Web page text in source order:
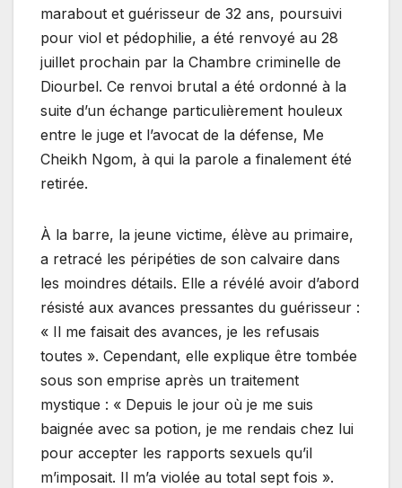
marabout et guérisseur de 32 ans, poursuivi
pour viol et pédophilie, a été renvoyé au 28
juillet prochain par la Chambre criminelle de
Diourbel. Ce renvoi brutal a été ordonné à la
suite d’un échange particulièrement houleux
entre le juge et l’avocat de la défense, Me
Cheikh Ngom, à qui la parole a finalement été
retirée.
À la barre, la jeune victime, élève au primaire,
a retracé les péripéties de son calvaire dans
les moindres détails. Elle a révélé avoir d’abord
résisté aux avances pressantes du guérisseur :
« Il me faisait des avances, je les refusais
toutes ». Cependant, elle explique être tombée
sous son emprise après un traitement
mystique : « Depuis le jour où je me suis
baignée avec sa potion, je me rendais chez lui
pour accepter les rapports sexuels qu’il
m’imposait. Il m’a violée au total sept fois ».